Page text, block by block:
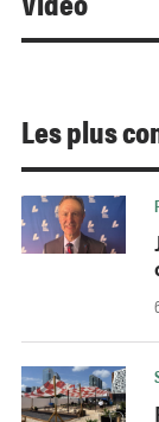
Les plus